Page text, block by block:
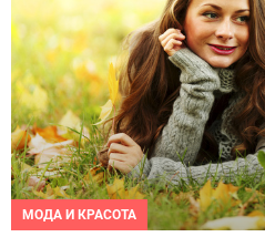
МОДА И КРАСОТА